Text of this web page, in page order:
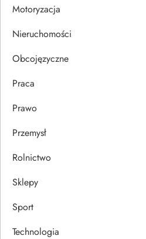
s
u
Motoryzacja
Nieruchomości
Obcojęzyczne
Praca
Prawo
Przemysł
Rolnictwo
Sklepy
Sport
Technologia